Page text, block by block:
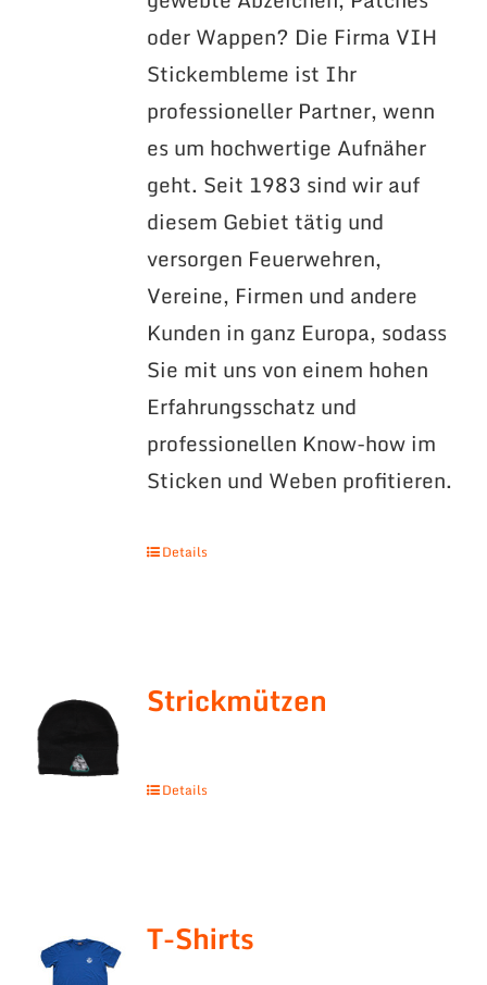
oder Wappen? Die Firma VIH
Stickembleme ist Ihr
professioneller Partner, wenn
es um hochwertige Aufnäher
geht. Seit 1983 sind wir auf
diesem Gebiet tätig und
versorgen Feuerwehren,
Vereine, Firmen und andere
Kunden in ganz Europa, sodass
Sie mit uns von einem hohen
Erfahrungsschatz und
professionellen Know-how im
Sticken und Weben profitieren.
Details
Strickmützen
Details
T-Shirts